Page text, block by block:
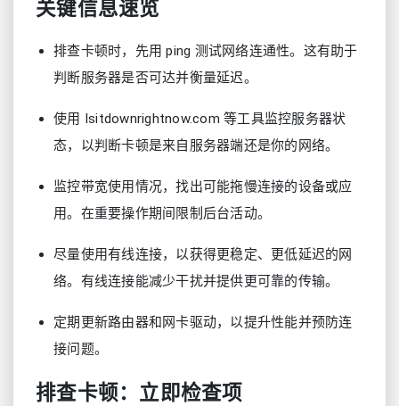
关键信息速览
排查卡顿时，先用 ping 测试网络连通性。这有助于
判断服务器是否可达并衡量延迟。
使用 Isitdownrightnow.com 等工具监控服务器状
态，以判断卡顿是来自服务器端还是你的网络。
监控带宽使用情况，找出可能拖慢连接的设备或应
用。在重要操作期间限制后台活动。
尽量使用有线连接，以获得更稳定、更低延迟的网
络。有线连接能减少干扰并提供更可靠的传输。
定期更新路由器和网卡驱动，以提升性能并预防连
接问题。
排查卡顿：立即检查项